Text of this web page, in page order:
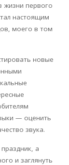
жизни первого
настоящим
моего в том
новые
— оценить
звука.
а
и заглянуть